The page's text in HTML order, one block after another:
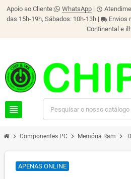
Apoio ao Cliente: WhatsApp | schedule
das 15h-19h, Sábados: 10h-13h | local_shipping Envios
Continental e
view_headline
chevron_right Componentes PC chevron_right Memória Ram chevron_right
APENAS ONLINE